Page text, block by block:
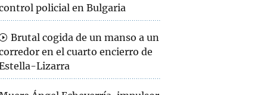
policial en Bulgaria
Brutal cogida de un manso a un
en el cuarto encierro de
Lizarra